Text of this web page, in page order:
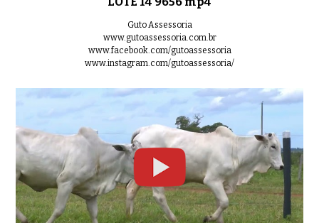
Guto Assessoria
www.gutoassessoria.com.br
www.facebook.com/gutoassessoria
www.instagram.com/gutoassessoria/